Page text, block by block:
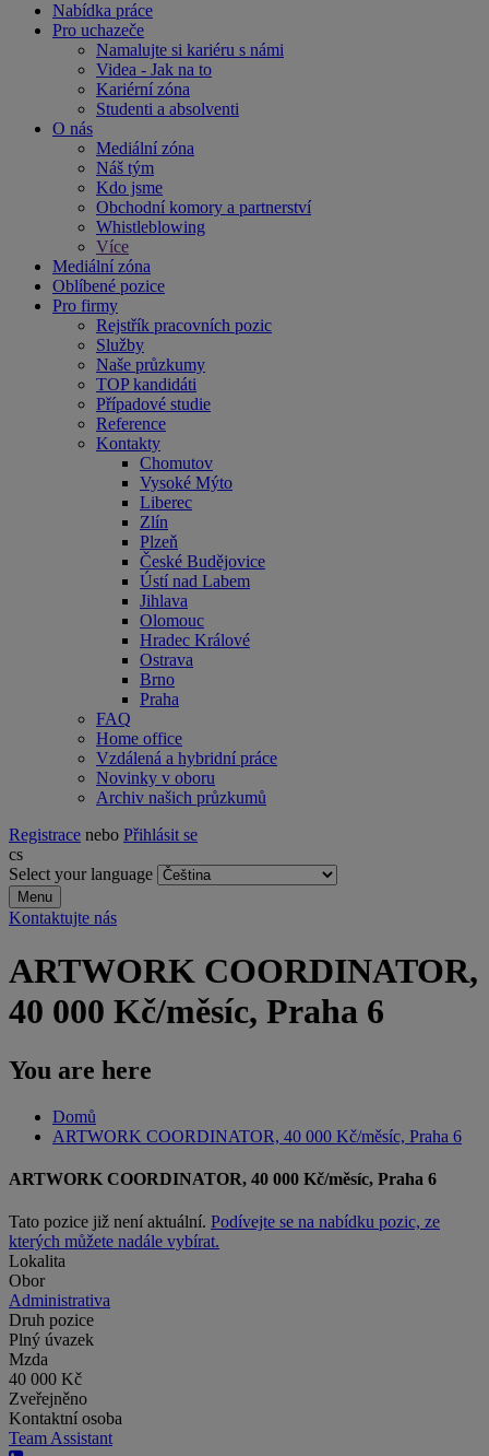
Nabídka práce
Pro uchazeče
Namalujte si kariéru s námi
Videa - Jak na to
Kariérní zóna
Studenti a absolventi
O nás
Mediální zóna
Náš tým
Kdo jsme
Obchodní komory a partnerství
Whistleblowing
Více
Mediální zóna
Oblíbené pozice
Pro firmy
Rejstřík pracovních pozic
Služby
Naše průzkumy
TOP kandidáti
Případové studie
Reference
Kontakty
Chomutov
Vysoké Mýto
Liberec
Zlín
Plzeň
České Budějovice
Ústí nad Labem
Jihlava
Olomouc
Hradec Králové
Ostrava
Brno
Praha
FAQ
Home office
Vzdálená a hybridní práce
Novinky v oboru
Archiv našich průzkumů
Registrace nebo Přihlásit se
cs
Select your language
Menu
Kontaktujte nás
ARTWORK COORDINATOR,
40 000 Kč/měsíc, Praha 6
You are here
Domů
ARTWORK COORDINATOR, 40 000 Kč/měsíc, Praha 6
ARTWORK COORDINATOR, 40 000 Kč/měsíc, Praha 6
Tato pozice již není aktuální. Podívejte se na nabídku pozic, ze
kterých můžete nadále vybírat.
Lokalita
Obor
Administrativa
Druh pozice
Plný úvazek
Mzda
40 000 Kč
Zveřejněno
Kontaktní osoba
Team Assistant